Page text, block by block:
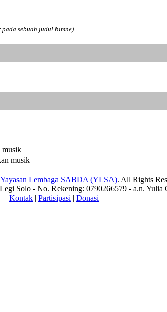
sebuah judul himne)
Yayasan Lembaga SABDA (YLSA). All Rights
Solo - No. Rekening: 0790266579 - a.n. Yulia
Kontak | Partisipasi | Donasi